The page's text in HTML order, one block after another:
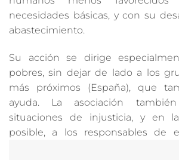
necesidades básicas, y con su
abastecimiento.
Su acción se dirige
pobres, sin dejar de lado a los
más próximos (España), que
ayuda. La asociación
situaciones de injusticia, y en
posible, a los responsables de